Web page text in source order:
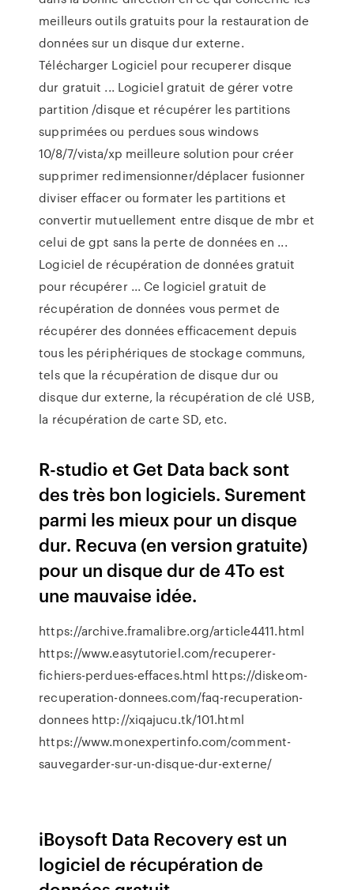
meilleurs outils gratuits pour la restauration de
données sur un disque dur externe.
Télécharger Logiciel pour recuperer disque
dur gratuit ... Logiciel gratuit de gérer votre
partition /disque et récupérer les partitions
supprimées ou perdues sous windows
10/8/7/vista/xp meilleure solution pour créer
supprimer redimensionner/déplacer fusionner
diviser effacer ou formater les partitions et
convertir mutuellement entre disque de mbr et
celui de gpt sans la perte de données en ...
Logiciel de récupération de données gratuit
pour récupérer ... Ce logiciel gratuit de
récupération de données vous permet de
récupérer des données efficacement depuis
tous les périphériques de stockage communs,
tels que la récupération de disque dur ou
disque dur externe, la récupération de clé USB,
la récupération de carte SD, etc.
R-studio et Get Data back sont
des très bon logiciels. Surement
parmi les mieux pour un disque
dur. Recuva (en version gratuite)
pour un disque dur de 4To est
une mauvaise idée.
https://archive.framalibre.org/article4411.html
https://www.easytutoriel.com/recuperer-
fichiers-perdues-effaces.html https://diskeom-
recuperation-donnees.com/faq-recuperation-
donnees http://xiqajucu.tk/101.html
https://www.monexpertinfo.com/comment-
sauvegarder-sur-un-disque-dur-externe/
iBoysoft Data Recovery est un
logiciel de récupération de